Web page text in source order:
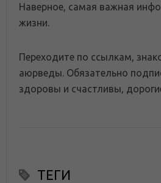
Наверное, самая важная
жизни.
Переходите по ссылкам,
аюрведы. Обязательно
здоровы и счастливы,
ТЕГИ